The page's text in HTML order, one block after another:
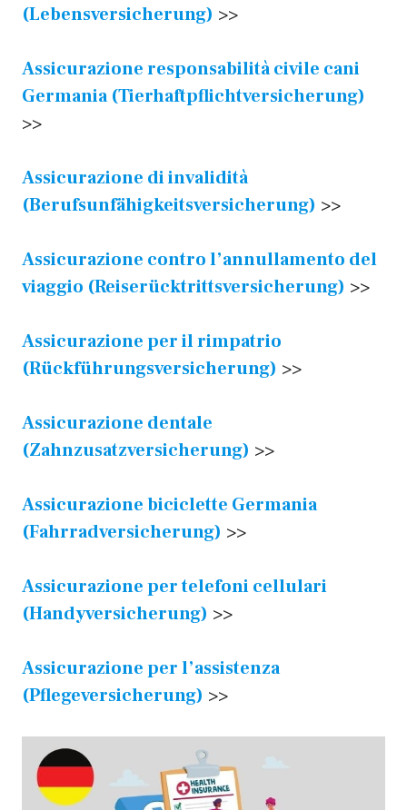
(Lebensversicherung) >>
Assicurazione responsabilità civile cani
Germania (Tierhaftpflichtversicherung)
>>
Assicurazione di invalidità
(Berufsunfähigkeitsversicherung) >>
Assicurazione contro l’annullamento del
viaggio (Reiserücktrittsversicherung) >>
Assicurazione per il rimpatrio
(Rückführungsversicherung) >>
Assicurazione dentale
(Zahnzusatzversicherung) >>
Assicurazione biciclette Germania
(Fahrradversicherung) >>
Assicurazione per telefoni cellulari
(Handyversicherung) >>
Assicurazione per l’assistenza
(Pflegeversicherung) >>